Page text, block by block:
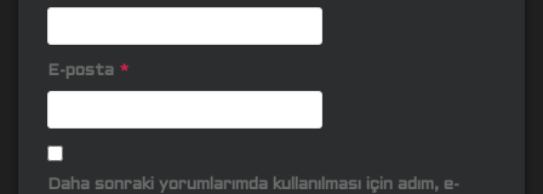
E-posta *
Daha sonraki yorumlarımda kullanılması için adım, e-